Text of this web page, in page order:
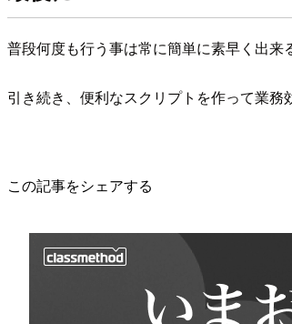
普段何度も行う事は常に簡単に素早く出来
引き続き、便利なスクリプトを作って業務
この記事をシェアする